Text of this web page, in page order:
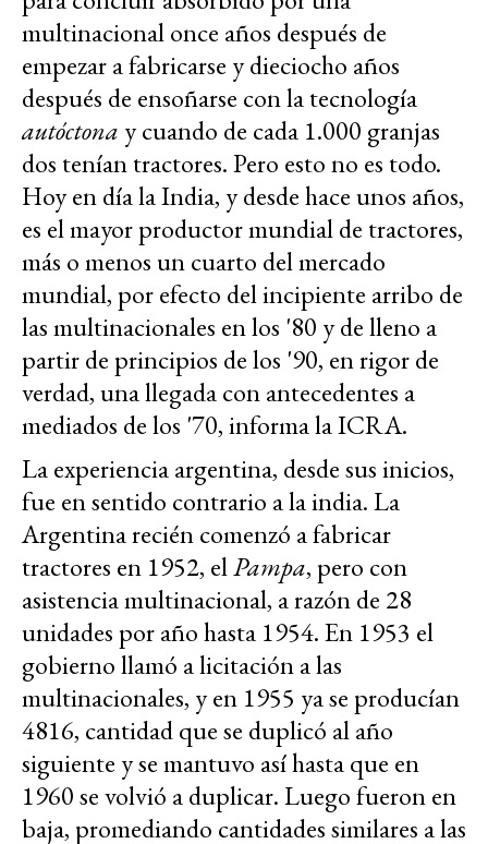
multinacional once años después de
empezar a fabricarse y dieciocho años
después de ensoñarse con la tecnología
autóctona y cuando de cada 1.000 granjas
dos tenían tractores. Pero esto no es todo.
Hoy en día la India, y desde hace unos años,
es el mayor productor mundial de tractores,
más o menos un cuarto del mercado
mundial, por efecto del incipiente arribo de
las multinacionales en los '80 y de lleno a
partir de principios de los '90, en rigor de
verdad, una llegada con antecedentes a
mediados de los '70, informa la ICRA.
La experiencia argentina, desde sus inicios,
fue en sentido contrario a la india. La
Argentina recién comenzó a fabricar
tractores en 1952, elPampa, pero con
asistencia multinacional, a razón de 28
unidades por año hasta 1954. En 1953 el
gobierno llamó a licitación a las
multinacionales, y en 1955 ya se producían
4816, cantidad que se duplicó al año
siguiente y se mantuvo así hasta que en
1960 se volvió a duplicar. Luego fueron en
baja, promediando cantidades similares a las